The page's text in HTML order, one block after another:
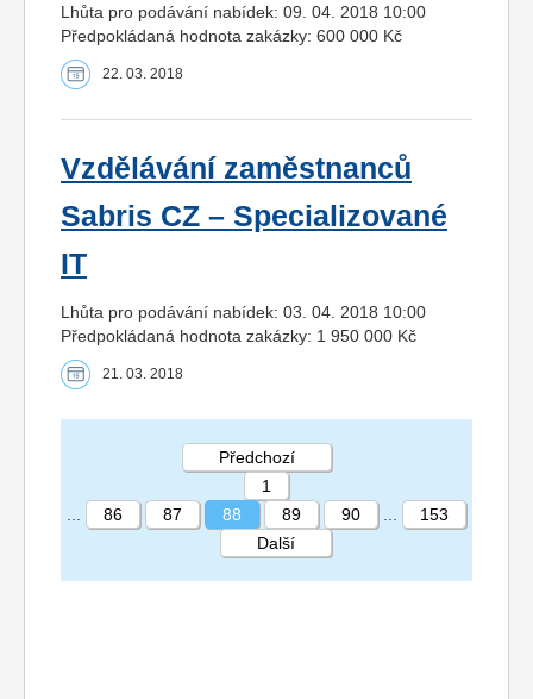
Lhůta pro podávání nabídek: 09. 04. 2018 10:00
Předpokládaná hodnota zakázky: 600 000 Kč
22. 03. 2018
Vzdělávání zaměstnanců
Sabris CZ – Specializované
IT
Lhůta pro podávání nabídek: 03. 04. 2018 10:00
Předpokládaná hodnota zakázky: 1 950 000 Kč
21. 03. 2018
STRÁNKA 88 153
Předchozí
1
86 87 88 89 90
153
Další